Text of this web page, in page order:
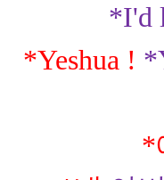
*I'd
*Yeshua !
*